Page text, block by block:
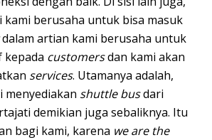
kami berusaha untuk bisa masuk
artian kami berusaha untuk
customersdan kami akan
services. Utamanya adalah,
menyediakan shuttle busdari
demikian juga sebaliknya. Itu
bagi kami, karena we are the